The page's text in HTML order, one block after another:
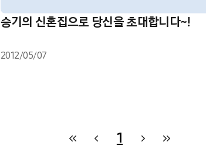
승기의 신혼집으로 당신을 초대합니다~!
2012/05/07
1